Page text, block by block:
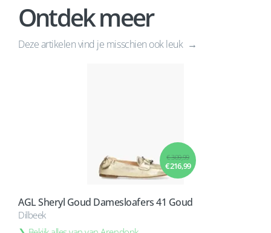
€ 309,99
€ 216,99
AGL Sheryl Goud Damesloafers 41 Goud
Dilbeek
Ontdek meer
Deze artikelen vind je misschien ook leuk